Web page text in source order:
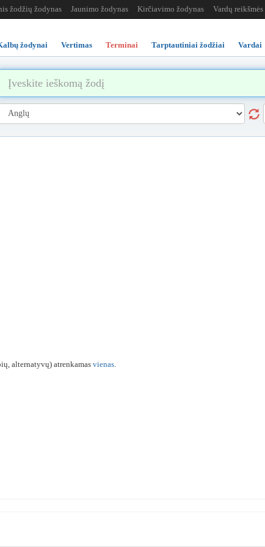
žodžių žodynas Jaunimo žodynas Kirčiavimo žodynas Vardų reikšmės
žodynai Vertimas Terminai Tarptautiniai žodžiai Vardai
alternatyvų) atrenkamas vienas.